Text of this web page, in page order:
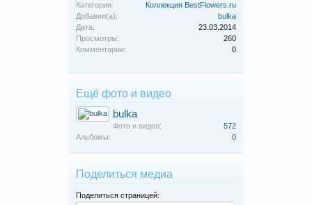
Категория:
Коллекция BestFlowers.ru
Добавил(а):
bulka
Дата:
23.03.2014
Просмотры:
260
Комментарии:
0
Ещё фото и видео
bulka
Фото и видео:
572
Альбомы:
0
Поделиться медиа
Поделиться страницей: